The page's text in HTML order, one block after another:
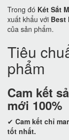
Trong đó Két Sắt
xuất khẩu với Best
của sản phẩm.
Tiêu
phẩm
Cam kết
mới 100%
✔ Cam kết chỉ
tốt nhất.